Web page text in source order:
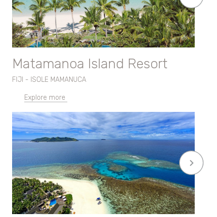
Matamanoa Island Resort
FIJI - ISOLE MAMANUCA
Explore more
keyboard_arrow_right